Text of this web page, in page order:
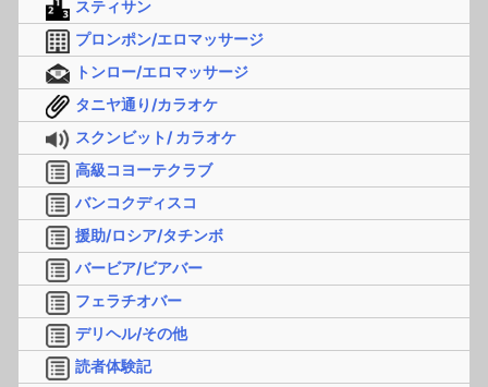
スティサン
プロンポン/エロマッサージ
トンロー/エロマッサージ
タニヤ通り/カラオケ
スクンビット/ カラオケ
高級コヨーテクラブ
バンコクディスコ
援助/ロシア/タチンボ
バービア/ビアバー
フェラチオバー
デリヘル/その他
読者体験記